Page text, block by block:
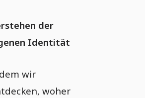
der
Identität
wir
woher